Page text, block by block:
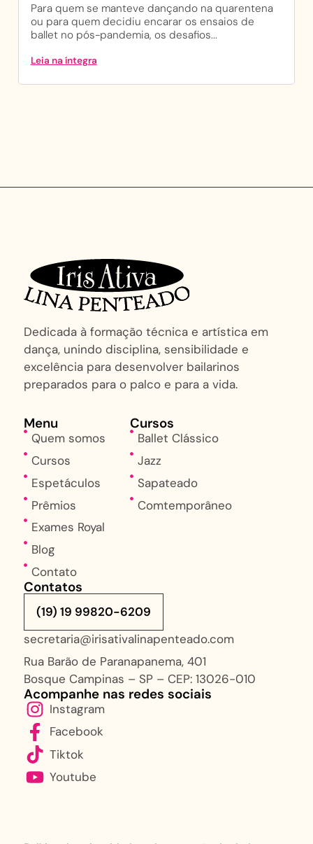
Para quem se manteve dançando na quarentena
ou para quem decidiu encarar os ensaios de
ballet no pós-pandemia, os desafios...
Leia na íntegra
Dedicada à formação técnica e artística em
dança, unindo disciplina, sensibilidade e
excelência para desenvolver bailarinos
preparados para o palco e para a vida.
Menu
Quem somos
Cursos
Espetáculos
Prêmios
Exames Royal
Blog
Contato
Cursos
Ballet Clássico
Jazz
Sapateado
Comtemporâneo
Contatos
(19) 19 99820-6209
secretaria@irisativalinapenteado.com
Rua Barão de Paranapanema, 401
Bosque Campinas – SP – CEP: 13026-010
Acompanhe nas redes sociais
Instagram
Facebook
Tiktok
Youtube